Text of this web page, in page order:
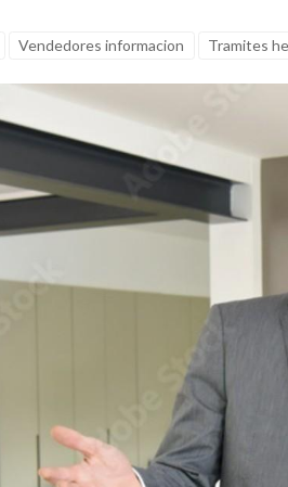
Vendedores informacion Tramites